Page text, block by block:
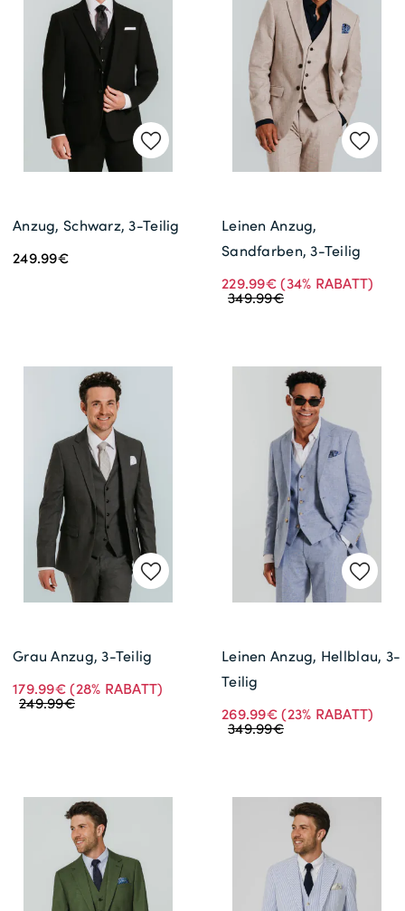
Gratisversand *
Anzug, Schwarz, 3-Teilig
249.99€
Leinen Anzug,
Sandfarben, 3-Teilig
229.99€(34% RABATT)
349.99€
Grau Anzug, 3-Teilig
179.99€(28% RABATT)
249.99€
Leinen Anzug, Hellblau, 3-
Teilig
269.99€(23% RABATT)
349.99€